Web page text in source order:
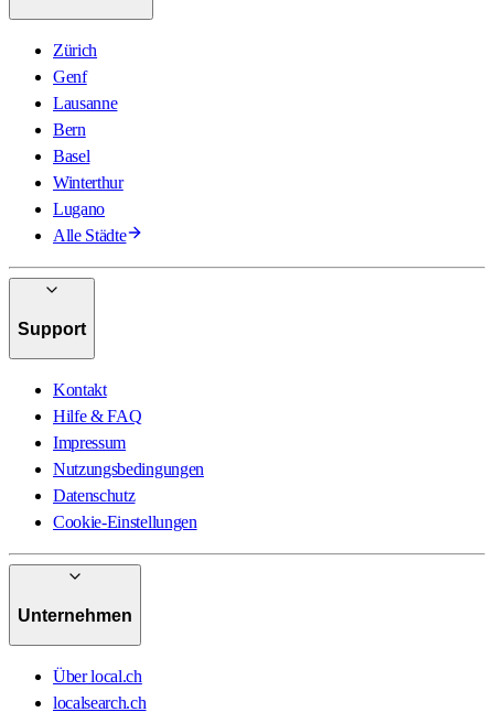
Zürich
Genf
Lausanne
Bern
Basel
Winterthur
Lugano
Alle Städte
Support
Kontakt
Hilfe & FAQ
Impressum
Nutzungsbedingungen
Datenschutz
Cookie-Einstellungen
Unternehmen
Über local.ch
localsearch.ch